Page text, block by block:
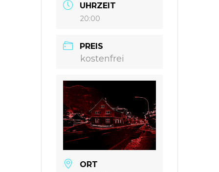
UHRZEIT
20:00
PREIS
kostenfrei
ORT